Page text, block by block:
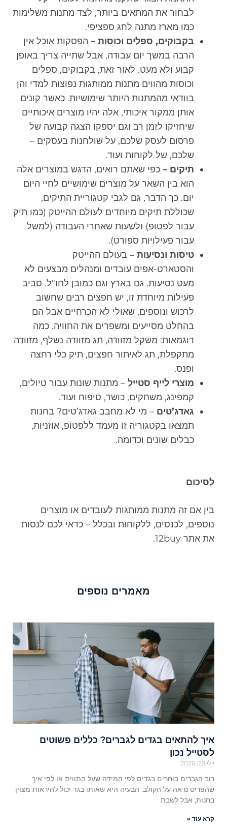
לבחור את המתאים ביותר, לצד מתנות משלימות
כמו מארז מתנה לחג ספציפי.
בקבוקים, ספלים וכוסות –הפסקות אוכל אין
הרבה במשך יום עבודה, אבל שתייה צריך באופן
קבוע ולא מעט. לאור זאת, בקבוקים, ספלים
וכוסות מהווים מתנות ממותגות נפוצות למדי והן
בוודאי מהמתנות היותר שימושיות. כאשר קונים
אותן ממקור איכותי, אלה יהיו מוצרים איכותיים
שיחזיקו לזמן רב וגם יספקו הצגה קבועה של
פרסום לעסק שלכם, על שולחנות בעסקים –
שלכם, של לקוחות ועוד.
תיקים – כפי שאתם רואים, הדגש במוצרים אלה
הוא בין השאר על מוצרים שימושיים לחיי היום
יום. כך הדבר, גם לגבי קטגוריית התיקים,
שכוללת תיקים מיוחדים לעולם ההייטק (כמו תיק
עבור לפטופ) ולשעות שאחרי העבודה (למשל
עבור פעילויות ספורט).
טיסות ונסיעות –בעולם ההייטק
והסטארט-אפים עובדים ומנהלים מבצעים לא
מעט נסיעות. גם בארץ וגם כמובן לחו"ל. סביב
פעילות מיוחדת זו, יש חפצים רבים שחשוב
לרכוש ונוספים, שאולי לא הכרחיים אבל הם
בהחלט מסייעים ומשפרים את החוויה. כמה
דוגמאות: משקל מזוודה, תג מזוודה נשלף, מזוודה
מתקפלת, תג לאיתור חפצים, תיק כלי רחצה
ופנס.
מוצרי לייף סטייל– מתנות שונות עבור טיולים,
קמפינג, משחקים, כושר, טיפוח ועוד.
גאדג’טים– מי לא מחבב גאדג’טים? בחנות
תמצאו בקטגוריה זו מעמד ללפטופ, אוזניות,
כבלים שונים וכדומה.
לסיכום
בין אם זה מתנות ממותגות לעובדים או מוצרים
נוספים, לכנסים, ללקוחות ובכלל – כדאי לכם לנסות
את אתר 12buy.
מאמרים נוספים
איך להתאים בגדים לגברים? כללים פשוטים
לסטייל נכון
יולי 29, 2026
רוב הגברים בוחרים בגדים לפי המידה שעל התווית או לפי איך
שהפריט נראה על הקולב. הבעיה היא שאותו בגד יכול להיראות מצוין
בחנות, אבל לשבת
קרא עוד »